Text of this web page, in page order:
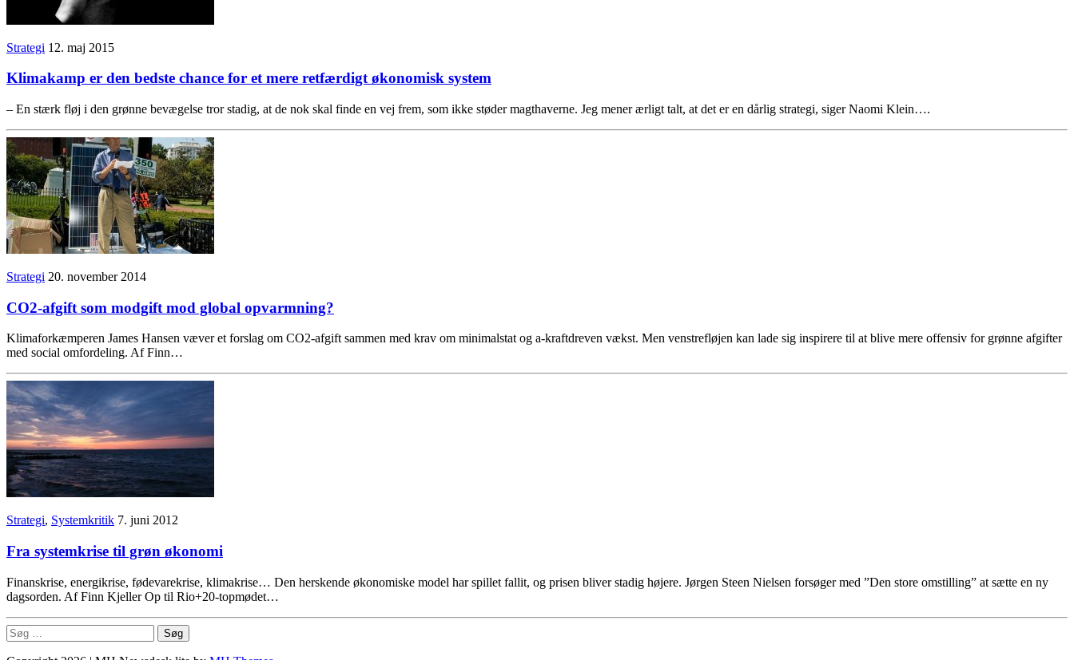
Strategi 12. maj 2015
Klimakamp er den bedste chance for et mere retfærdigt økonomisk system
– En stærk fløj i den grønne bevægelse tror stadig, at de nok skal finde en vej frem, som ikke støder magthaverne. Jeg mener ærligt talt, at det er en dårlig strategi, siger Naomi Klein….
Strategi 20. november 2014
CO2-afgift som modgift mod global opvarmning?
Klimaforkæmperen James Hansen væver et forslag om CO2-afgift sammen med krav om minimalstat og a-kraftdreven vækst. Men venstrefløjen kan lade sig inspirere til at blive mere offensiv for grønne afgifter
med social omfordeling. Af Finn…
Strategi, Systemkritik 7. juni 2012
Fra systemkrise til grøn økonomi
Finanskrise, energikrise, fødevarekrise, klimakrise… Den herskende økonomiske model har spillet fallit, og prisen bliver stadig højere. Jørgen Steen Nielsen forsøger med ”Den store omstilling” at sætte en ny
dagsorden. Af Finn Kjeller Op til Rio+20-topmødet…
Søg
efter: